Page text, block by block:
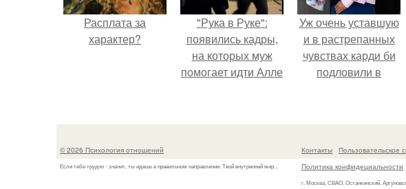
Расплата за
характер?
"Рука в Руке":
появились кадры,
на которых муж
помогает идти Алле
Уж очень уставшую
и в растрепанных
чувствах карди би
подловили в
© 2026 Психология отношений
Если тебе трудно - значит, ты идешь в правильном направлении. Твой внутренний мир...
Контакты
Пользовательское
Политика конфидециальности
г. Москва, СВАО, Останкинский,